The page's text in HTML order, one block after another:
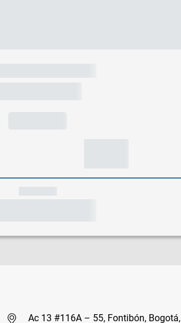
Ac 13 #116A – 55, Fontibón, Bogotá,